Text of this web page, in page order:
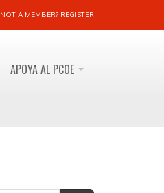
NOT A MEMBER? REGISTER
APOYA AL PCOE